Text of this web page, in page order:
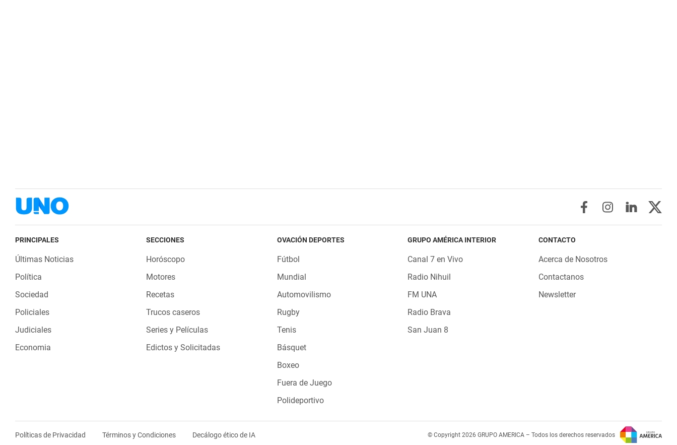
PRINCIPALES
Últimas Noticias
Política
Sociedad
Policiales
Judiciales
Economia
SECCIONES
Horóscopo
Motores
Recetas
Trucos caseros
Series y Películas
Edictos y Solicitadas
OVACIÓN DEPORTES
Fútbol
Mundial
Automovilismo
Rugby
Tenis
Básquet
Boxeo
Fuera de Juego
Polideportivo
GRUPO AMÉRICA INTERIOR
Canal 7 en Vivo
Radio Nihuil
FM UNA
Radio Brava
San Juan 8
CONTACTO
Acerca de Nosotros
Contactanos
Newsletter
Políticas de Privacidad Términos y Condiciones Decálogo ético de IA © Copyright 2026 GRUPO AMERICA – Todos los derechos reservados